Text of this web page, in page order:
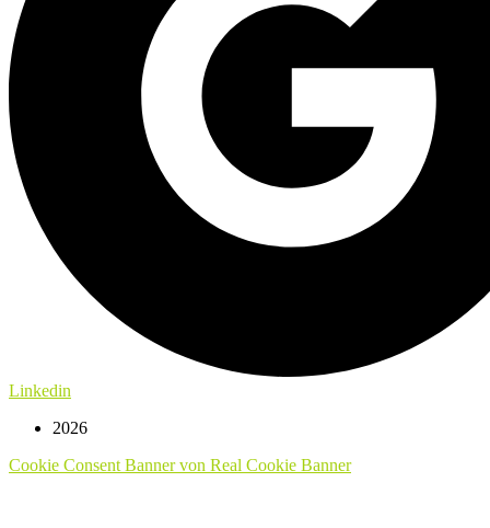
Linkedin
2026
Cookie Consent Banner von Real Cookie Banner